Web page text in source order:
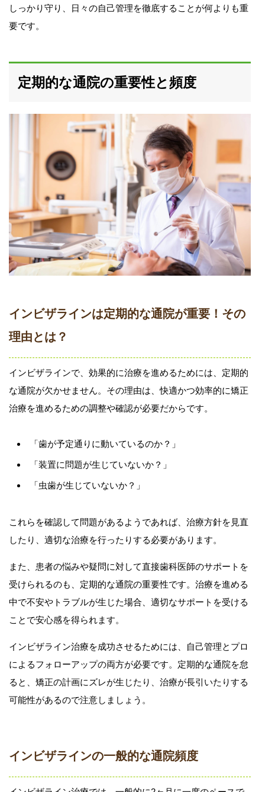
しっかり守り、日々の自己管理を徹底することが何よりも重
要です。
定期的な通院の重要性と頻度
インビザラインは定期的な通院が重要！その
理由とは？
インビザラインで、効果的に治療を進めるためには、定期的
な通院が欠かせません。その理由は、快適かつ効率的に矯正
治療を進めるための調整や確認が必要だからです。
「歯が予定通りに動いているのか？」
「装置に問題が生じていないか？」
「虫歯が生じていないか？」
これらを確認して問題があるようであれば、治療方針を見直
したり、適切な治療を行ったりする必要があります。
また、患者の悩みや疑問に対して直接歯科医師のサポートを
受けられるのも、定期的な通院の重要性です。治療を進める
中で不安やトラブルが生じた場合、適切なサポートを受ける
ことで安心感を得られます。
インビザライン治療を成功させるためには、自己管理とプロ
によるフォローアップの両方が必要です。定期的な通院を怠
ると、矯正の計画にズレが生じたり、治療が長引いたりする
可能性があるので注意しましょう。
インビザラインの一般的な通院頻度